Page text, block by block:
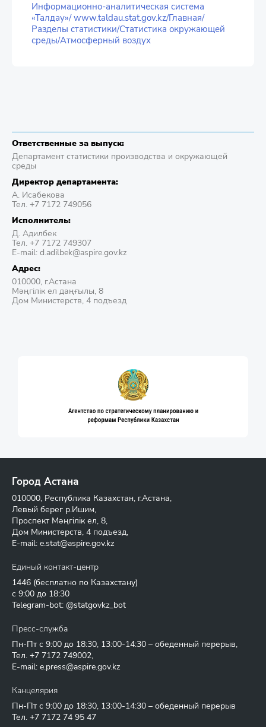
Информационно-аналитическая система
«Талдау»/ www.taldau.stat.gov.kz/Главная/
Разделы статистики/Статистика окружающей
среды/Атмосферный воздух
Ответственные за выпуск:
Департамент статистики производства и окружающей
среды
Директор департамента:
А. Исабекова
Тел. +7 7172 749056
Исполнитель:
Д. Адилбек
Тел. +7 7172 749307
E-mail: d.adilbek@aspire.gov.kz
Адрес:
010000, г.Астана
Мәңгілік ел даңғылы, 8
Дом Министерств, 4 подъезд
Город Астана
010000, Республика Казахстан, г.Астана,
Левый берег р.Ишим,
Проспект Мәңгілік ел, 8,
Дом Министерств, 4 подъезд,
E-mail: e.stat@aspire.gov.kz
Единый контакт-центр
1446 (бесплатно по Казахстану)
с 9:00 до 18:30
Telegram-bot: @statgovkz_bot
Пресс-служба
Пн-Пт с 9:00 до 18:30, 13:00-14:30 – обеденный перерыв,
Тел. +7 7172 749002,
E-mail: e.press@aspire.gov.kz
Канцелярия
Пн-Пт с 9:00 до 18:30, 13:00-14:30 – обеденный перерыв
Тел. +7 7172 74 95 47